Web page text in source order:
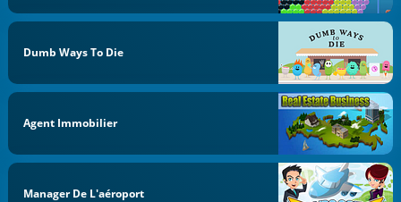
Dumb Ways To Die
Agent Immobilier
Manager De L'aéroport